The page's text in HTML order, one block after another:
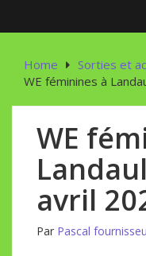
Home
Sorties et
WE féminines à
WE
avril
Par Pascal